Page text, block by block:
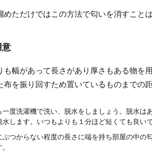
めただけではこの方法で匂いを消すこと
意
も幅があって長さがあり厚さもある物を
布を振り回すため置いているものまでの
一度洗濯機で洗い、脱水をしましょう。脱水は
します。いつもよりも１分ほど短くても良いで
ぶつからない程度の長さに端を持ち部屋の中の